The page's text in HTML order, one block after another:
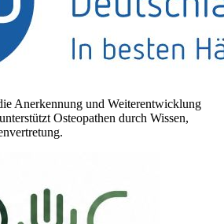
Anerkennung und Weiterentwicklung
Osteopathen durch Wissen,